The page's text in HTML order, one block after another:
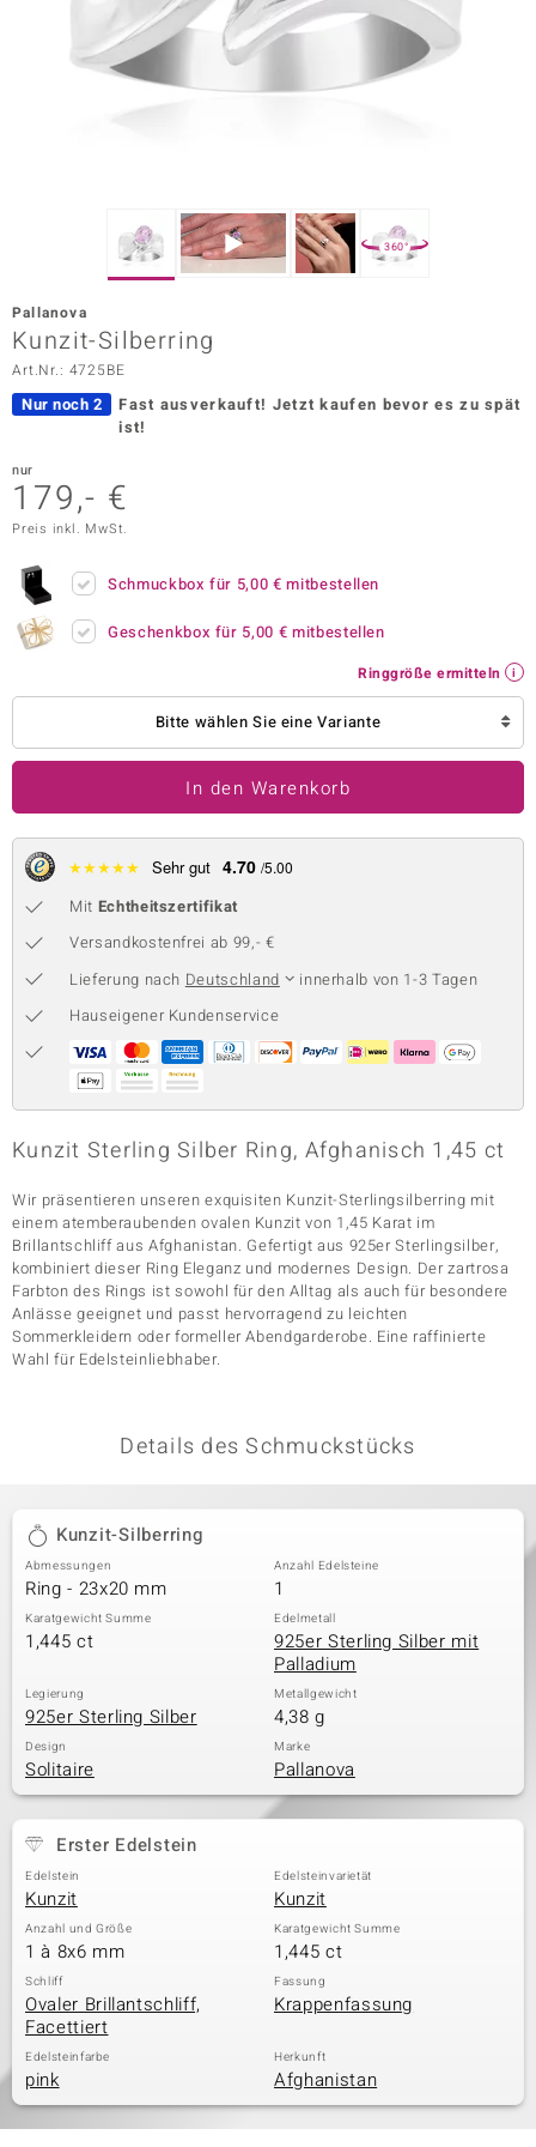
Vogue
BY DE MELO
Collection
Classics
360°
Pallanova
Kunzit-Silberring
Art.Nr.: 4725BE
Nur noch 2 Fast ausverkauft! Jetzt kaufen bevor es zu spät
ist!
nur
179,- €
Preis inkl. MwSt.
Schmuckbox für 5,00 € mitbestellen
Geschenkbox für 5,00 € mitbestellen
Ringgröße ermitteln
Bitte wählen Sie eine Variante
In den Warenkorb
★★★★★ Sehr gut 4.70 /5.00
Mit Echtheitszertifikat
Versandkostenfrei ab 99,- €
Lieferung nach Deutschland
innerhalb von 1-3 Tagen
Hauseigener Kundenservice
Kunzit Sterling Silber Ring, Afghanisch 1,45 ct
Wir präsentieren unseren exquisiten Kunzit-Sterlingsilberring mit
einem atemberaubenden ovalen Kunzit von 1,45 Karat im
Brillantschliff aus Afghanistan. Gefertigt aus 925er Sterlingsilber,
kombiniert dieser Ring Eleganz und modernes Design. Der zartrosa
Farbton des Rings ist sowohl für den Alltag als auch für besondere
Anlässe geeignet und passt hervorragend zu leichten
Sommerkleidern oder formeller Abendgarderobe. Eine raffinierte
Wahl für Edelsteinliebhaber.
Details des Schmuckstücks
Kunzit-Silberring
Abmessungen
Ring - 23x20 mm
Anzahl Edelsteine
1
Karatgewicht Summe
1,445 ct
Edelmetall
925er Sterling Silber mit
Palladium
Legierung
925er Sterling Silber
Metallgewicht
4,38 g
Design
Solitaire
Marke
Pallanova
Erster Edelstein
Edelstein
Kunzit
Edelsteinvarietät
Kunzit
Anzahl und Größe
1 à 8x6 mm
Karatgewicht Summe
1,445 ct
Schliff
Ovaler Brillantschliff,
Facettiert
Fassung
Krappenfassung
Edelsteinfarbe
pink
Herkunft
Afghanistan